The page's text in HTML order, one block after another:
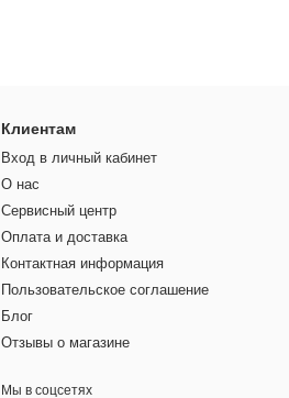
Клиентам
Вход в личный кабинет
О нас
Сервисный центр
Оплата и доставка
Контактная информация
Пользовательское соглашение
Блог
Отзывы о магазине
Мы в соцсетях